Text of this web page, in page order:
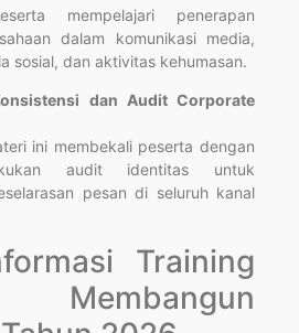
mempelajari penerapan
dalam komunikasi media,
sosial, dan aktivitas kehumasan.
dan Audit Corporate
ini membekali peserta dengan
audit identitas untuk
pesan di seluruh kanal
Training